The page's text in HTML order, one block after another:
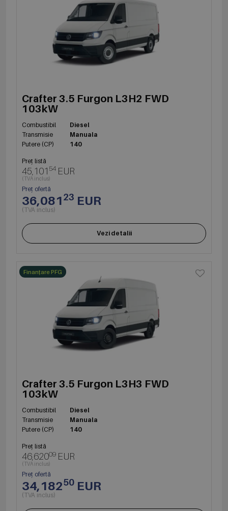
Crafter 3.5 Furgon L3H2 FWD
103kW
Combustibil
Diesel
Transmisie
Manuala
Putere (CP)
140
Preț listă
45,101 54 EUR
(TVA inclus)
Preț ofertă
36,08123 EUR
(TVA inclus)
Vezi detalii
Finanțare PFG
Crafter 3.5 Furgon L3H3 FWD
103kW
Combustibil
Diesel
Transmisie
Manuala
Putere (CP)
140
Preț listă
46,62009 EUR
(TVA inclus)
Preț ofertă
34,18250 EUR
(TVA inclus)